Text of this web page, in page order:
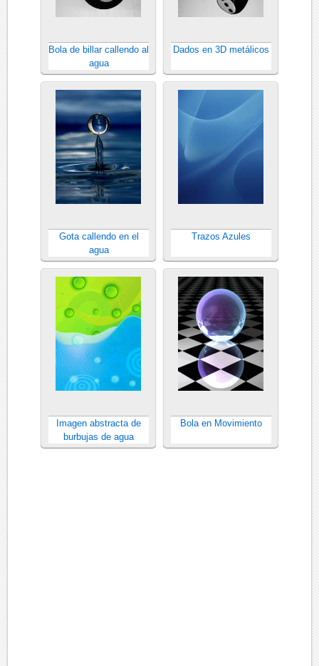
Bola de billar callendo al
agua
Dados en 3D metálicos
Gota callendo en el
agua
Trazos Azules
Imagen abstracta de
burbujas de agua
Bola en Movimiento